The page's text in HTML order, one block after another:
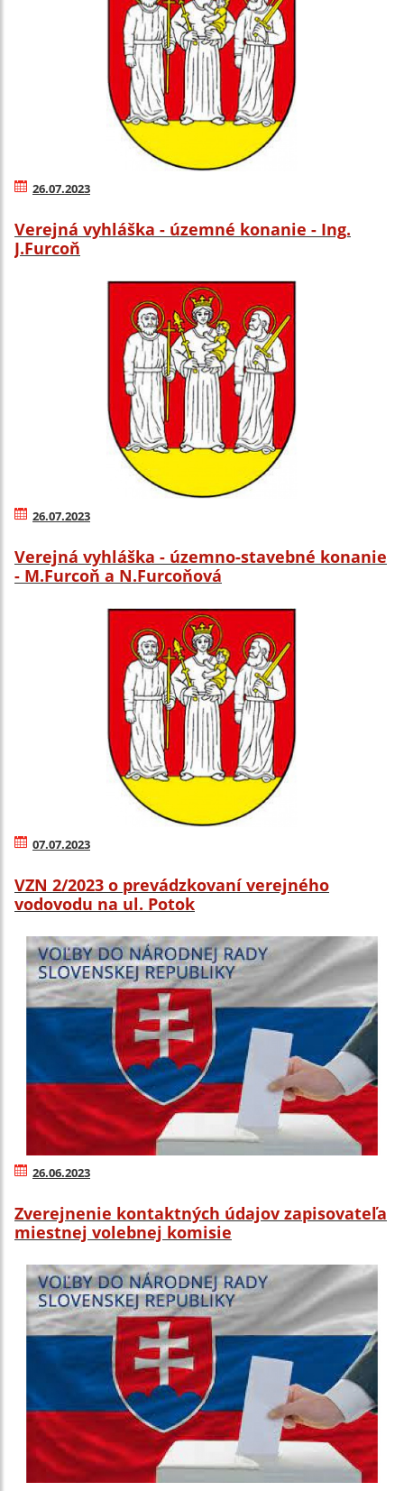
26.07.2023
Verejná vyhláška - územné konanie - Ing.
J.Furcoň
26.07.2023
Verejná vyhláška - územno-stavebné konanie
- M.Furcoň a N.Furcoňová
07.07.2023
VZN 2/2023 o prevádzkovaní verejného
vodovodu na ul. Potok
26.06.2023
Zverejnenie kontaktných údajov zapisovateľa
miestnej volebnej komisie